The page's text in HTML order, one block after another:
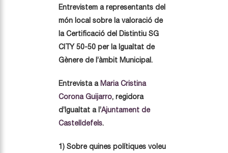
Entrevistem a representants del
món local sobre la valoració de
la Certificació del Distintiu SG
CITY 50-50 per la Igualtat de
Gènere de l’àmbit Municipal.
Entrevista a Maria Cristina
Corona Guijarro, regidora
d’Igualtat a l’Ajuntament de
Castelldefels.
1) Sobre quines polítiques voleu